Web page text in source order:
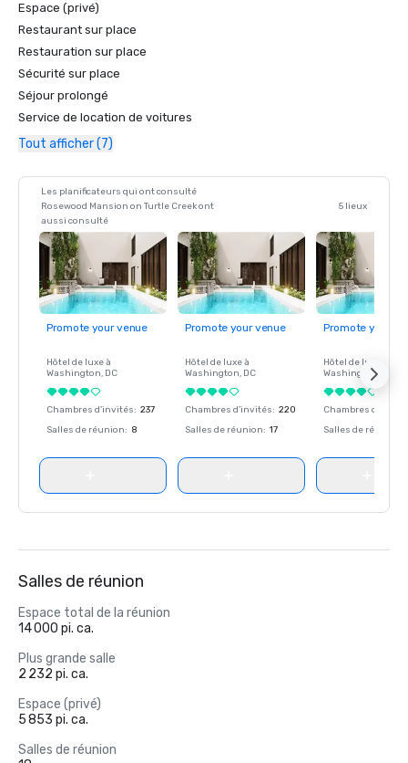
Guide
Classement des restaurants quatre étoiles du Forbes
Travel Guide : The Mansion Restaurant
Classement des hôtels quatre diamants AAA
Classement quatre diamants AAA des restaurants : The
Espace (privé)
Restaurant sur place
Restauration sur place
Sécurité sur place
Séjour prolongé
Service de location de voitures
Tout afficher (7)
Les planificateurs qui ont consulté
Rosewood Mansion on Turtle Creek ont
aussi consulté
5 lieux
Promote your venue
Hôtel de luxe à
Washington, DC
Chambres d'invités: 237
Salles de réunion: 8
Promote your venue
Hôtel de luxe à
Washington, DC
Chambres d'invités: 220
Salles de réunion: 17
Promote your
Hôtel de luxe à
Washington
Chambres
Salles de réunion
Salles de réunion
Espace total de la réunion
14 000 pi. ca.
Plus grande salle
2 232 pi. ca.
Espace (privé)
5 853 pi. ca.
Salles de réunion